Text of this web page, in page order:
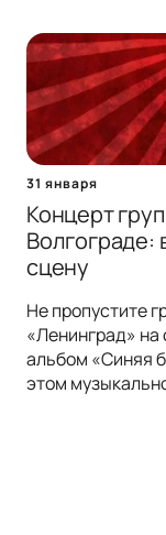
31 января
Концерт
Волгограде:
сцену
Не пропустите
«Ленинград»
альбом «Синяя
этом